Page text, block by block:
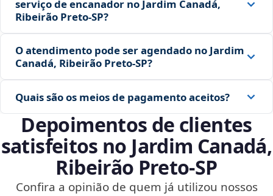
serviço de encanador no Jardim Canadá,
Ribeirão Preto‑SP?
O atendimento pode ser agendado no Jardim
Canadá, Ribeirão Preto‑SP?
Quais são os meios de pagamento aceitos?
Depoimentos de clientes
satisfeitos no Jardim Canadá,
Ribeirão Preto‑SP
Confira a opinião de quem já utilizou nossos